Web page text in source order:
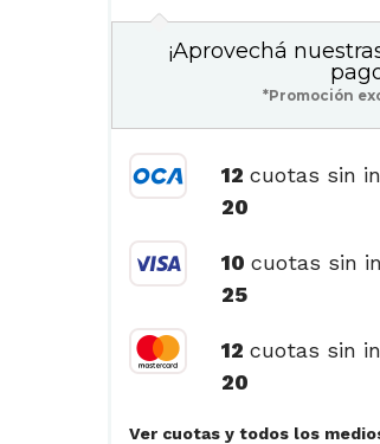
¡Aprovechá
*Promoción
12cuotas sin
20
10cuotas sin
25
12cuotas sin
20
Ver cuotas y